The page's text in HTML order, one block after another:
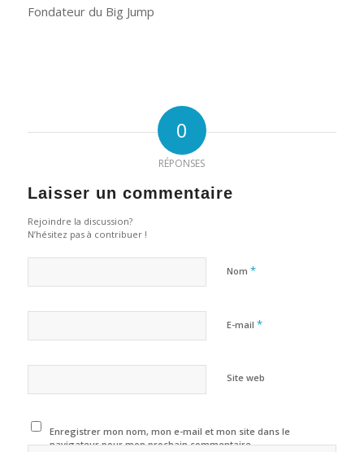
Fondateur du Big Jump
0
RÉPONSES
Laisser un commentaire
Rejoindre la discussion?
N’hésitez pas à contribuer !
Nom *
E-mail *
Site web
Enregistrer mon nom, mon e-mail et mon site dans le
navigateur pour mon prochain commentaire.